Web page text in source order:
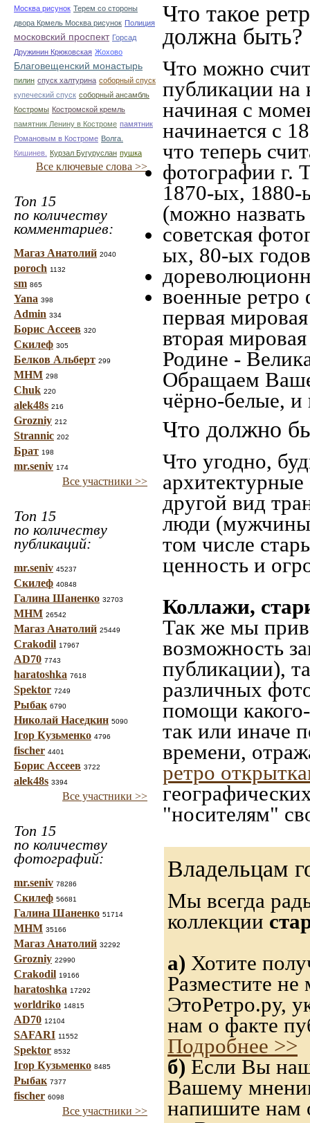
Москва рисунок Терем со стороны
двора Крмель Москва рисунок Полиция
московский проспект Горсад
Дружинин Крюковская Жохово
Благовещенский монастырь
пилин спуск халтурина соборный спуск
купеческий спуск соборный ансамбль
Костромы Костромской кремль
памятник Ленину в Костроме памятник
Романовым в Костроме Волга.
Кишинев.
Курзал Бугуруслан пушка
Все ключевые слова >>
Топ 15
по количеству
комментариев:
Магаз Анатолий 2040
poroch 1132
sm 865
Yana 398
Admin 334
Борис Ассеев 320
Скилеф 305
Белков Альберт 299
МНМ 298
Chuk 220
alek48s 216
Grozniy 212
Strannic 202
Брат 198
mr.seniv 174
Все участники >>
Топ 15
по количеству
публикаций:
mr.seniv 45237
Скилеф 40848
Галина Шаненко 32703
МНМ 26542
Магаз Анатолий 25449
Crakodil 17967
AD70 7743
haratoshka 7618
Spektor 7249
Рыбак 6790
Николай Наседкин 5090
Ігор Кузьменко 4796
fischer 4401
Борис Ассеев 3722
alek48s 3394
Все участники >>
Топ 15
по количеству
фотографий:
mr.seniv 78286
Скилеф 56681
Галина Шаненко 51714
МНМ 35166
Магаз Анатолий 32292
Grozniy 22990
Crakodil 19166
haratoshka 17292
worldriko 14815
AD70 12104
SAFARI 11552
Spektor 8532
Ігор Кузьменко 8485
Рыбак 7377
fischer 6098
Все участники >>
Что такое
должна быть?
Что можно
публикации
начиная c
начинается с
что теперь
фотографии г.
1870-ых, 1880-
(можно
советская
ых, 80-ых
военные ретро
первая
вторая
Родине -
Обращаем
чёрно-белые, и
Что должно
Что угодно,
другой вид
люди
том числе
ценность и
Коллажи,
Так же мы
возможность
публикации),
различных
помощи
так или иначе
времени,
ретро
"носителям"
Владельцам
Мы всегда
коллекции
а) Хотите
Разместите
ЭтоРетро.ру,
нам о факте
Подробнее >>
б) Если Вы
Вашему
напишите нам